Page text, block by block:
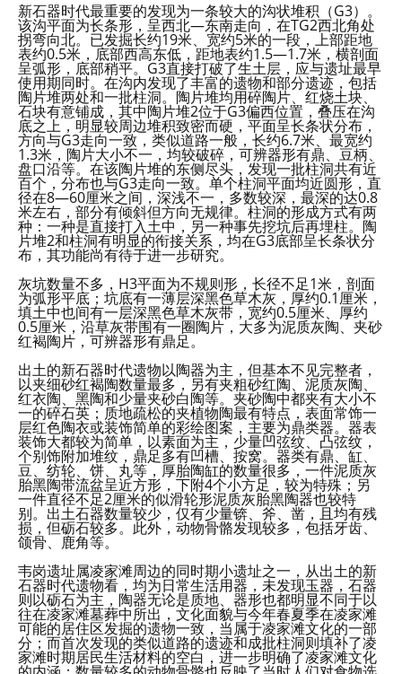
新石器时代最重要的发现为一条较大的沟状堆积（G3）。
该沟平面为长条形，呈西北—东南走向，在TG2西北角处
拐弯向北。已发掘长约19米、宽约5米的一段，上部距地
表约0.5米，底部西高东低，距地表约1.5—1.7米，横剖面
呈弧形，底部稍平。G3直接打破了生土层，应与遗址最早
使用期同时。在沟内发现了丰富的遗物和部分遗迹，包括
陶片堆两处和一批柱洞。陶片堆均用碎陶片、红烧土块、
石块有意铺成，其中陶片堆2位于G3偏西位置，叠压在沟
底之上，明显较周边堆积致密而硬，平面呈长条状分布，
方向与G3走向一致，类似道路一般，长约6.7米、最宽约
1.3米，陶片大小不一，均较破碎，可辨器形有鼎、豆柄、
盘口沿等。在该陶片堆的东侧尽头，发现一批柱洞共有近
百个，分布也与G3走向一致。单个柱洞平面均近圆形，直
径在8—60厘米之间，深浅不一，多数较深，最深的达0.8
米左右，部分有倾斜但方向无规律。柱洞的形成方式有两
种：一种是直接打入土中，另一种事先挖坑后再埋柱。陶
片堆2和柱洞有明显的衔接关系，均在G3底部呈长条状分
布，其功能尚有待于进一步研究。
灰坑数量不多，H3平面为不规则形，长径不足1米，剖面
为弧形平底；坑底有一薄层深黑色草木灰，厚约0.1厘米，
填土中也间有一层深黑色草木灰带，宽约0.5厘米、厚约
0.5厘米，沿草灰带围有一圈陶片，大多为泥质灰陶、夹砂
红褐陶片，可辨器形有鼎足。
出土的新石器时代遗物以陶器为主，但基本不见完整者，
以夹细砂红褐陶数量最多，另有夹粗砂红陶、泥质灰陶、
红衣陶、黑陶和少量夹砂白陶等。夹砂陶中都夹有大小不
一的碎石英；质地疏松的夹植物陶最有特点，表面常饰一
层红色陶衣或装饰简单的彩绘图案，主要为鼎类器。器表
装饰大都较为简单，以素面为主，少量凹弦纹、凸弦纹，
个别饰附加堆纹，鼎足多有凹槽、按窝。器类有鼎、缸、
豆、纺轮、饼、丸等，厚胎陶缸的数量很多，一件泥质灰
胎黑陶带流盆呈近方形，下附4个小方足，较为特殊；另
一件直径不足2厘米的似滑轮形泥质灰胎黑陶器也较特
别。出土石器数量较少，仅有少量锛、斧、凿，且均有残
损，但砺石较多。此外，动物骨骼发现较多，包括牙齿、
颌骨、鹿角等。
韦岗遗址属凌家滩周边的同时期小遗址之一，从出土的新
石器时代遗物看，均为日常生活用器，未发现玉器，石器
则以砺石为主，陶器无论是质地、器形也都明显不同于以
往在凌家滩墓葬中所出，文化面貌与今年春夏季在凌家滩
可能的居住区发掘的遗物一致，当属于凌家滩文化的一部
分；而首次发现的类似道路的遗迹和成批柱洞则填补了凌
家滩时期居民生活材料的空白，进一步明确了凌家滩文化